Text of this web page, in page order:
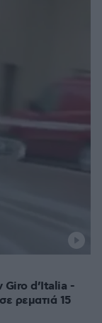
Giro d’Italia -
ρεματιά 15